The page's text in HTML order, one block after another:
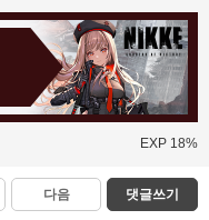
EXP 18%
다음 댓글쓰기